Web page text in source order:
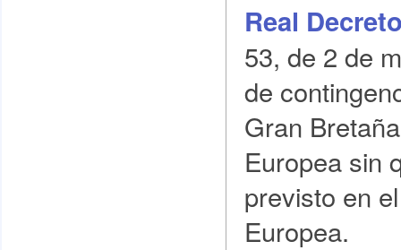
Real
53, de 2 de
de
Gran
Europea sin
previsto en
Europea.